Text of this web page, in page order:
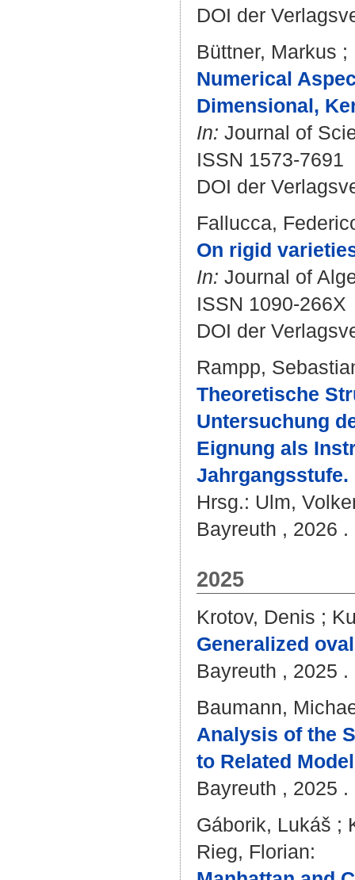
DOI der
Büttner, Markus ;
Numerical
Dimensional,
In: Journal of
ISSN 1573-7691
DOI der
Fallucca,
On rigid
In: Journal of
ISSN 1090-266X
DOI der
Rampp,
Theoretische
Untersuchung
Eignung als
Jahrgangsstufe.
Hrsg.: Ulm,
Bayreuth , 2026
2025
Krotov, Denis ;
Generalized
Bayreuth , 2025 .
Baumann,
Analysis of the
to Related
Bayreuth , 2025 .
Gáborik, Lukáš ;
Rieg, Florian: